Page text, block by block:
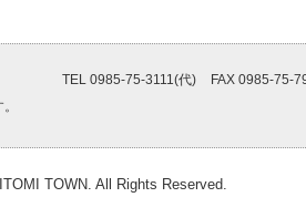
TEL 0985-75-3111(代) FAX 0985-75-
TOWN. All Rights Reserved.